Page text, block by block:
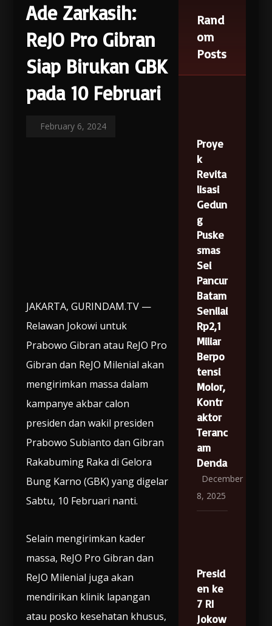
Ade Zarkasih:
ReJO Pro Gibran
Siap Birukan GBK
pada 10 Februari
February 6, 2024
JAKARTA, GURINDAM.TV —
Relawan Jokowi untuk
Prabowo Gibran atau ReJO Pro
Gibran dan ReJO Milenial akan
mengirimkan massa dalam
kampanye akbar calon
presiden dan wakil presiden
Prabowo Subianto dan Gibran
Rakabuming Raka di Gelora
Bung Karno (GBK) yang digelar
Sabtu, 10 Februari nanti.
Selain mengirimkan kader
massa, ReJO Pro Gibran dan
ReJO Milenial juga akan
mendirikan klinik lapangan
atau posko kesehatan khusus,
Rand
om
Posts
Proye
k
Revita
lisasi
Gedun
g
Puske
smas
Sei
Pancur
Batam
Senilai
Rp2,1
Miliar
Berpo
tensi
Molor,
Kontr
aktor
Teranc
am
Denda
December
8, 2025
Presid
en ke
7 RI
Jokow